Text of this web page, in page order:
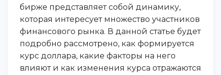
бирже представляет собой динамику,
которая интересует множество участников
финансового рынка. В данной статье будет
подробно рассмотрено, как формируется
курс доллара, какие факторы на него
влияют и как изменения курса отражаются